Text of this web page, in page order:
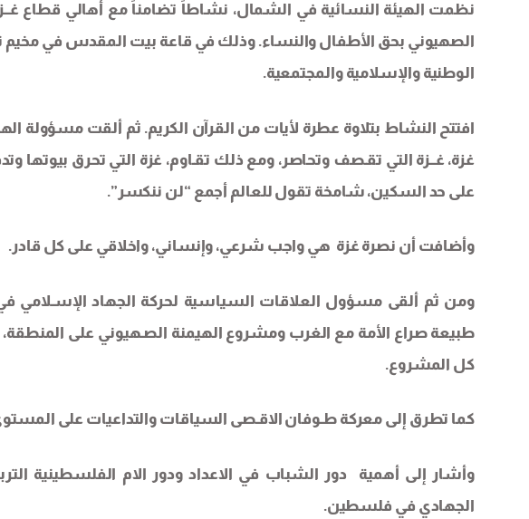
نظمت الهيئة النسائية في الشمال، نشاطاً تضامناً مع أهالي قطاع غــزة،
الصهيوني بحق الأطفال والنساء. وذلك في قاعة بيت المقدس في مخيم
الوطنية والإسلامية والمجتمعية.
افتتح النشاط بتلاوة عطرة لأيات من القرآن الكريم. ثم ألقت مسؤولة
غزة، غــزة التي تقـصف وتحاصر، ومع ذلك تقـاوم، غزة التي تحرق بیوتها
على حد السكين، شامخة تقول للعالم أجمع “لن ننكسر”.
وأضافت أن نصرة غزة هي واجب شرعي، وإنساني، واخلاقي على كل قادر.
ومن ثم ألقى مسؤول العلاقات السياسية لحركة الجهاد
طبيعة صراع الأمة مع الغرب ومشروع الهيمنة الصـهيوني على
كل المشروع.
كما تطرق إلى معركة طـوفان الاقـصى السياقات والتداعيات على
وأشار إلى أهمية دور الشباب في الاعداد ودور الام الفلسطينية
الجهادي في فلسطين.